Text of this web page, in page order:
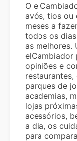
O
avós, tios ou
meses a
todos os
as melhores.
elCambiador
opiniões e
restaurantes,
parques de
academias,
lojas
acessórios,
a dia, os
para